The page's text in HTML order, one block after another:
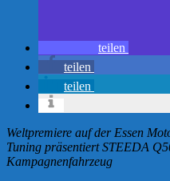
teilen
teilen
teilen
Weltpremiere auf der Essen
Tuning präsentiert STEEDA
Kampagnenfahrzeug